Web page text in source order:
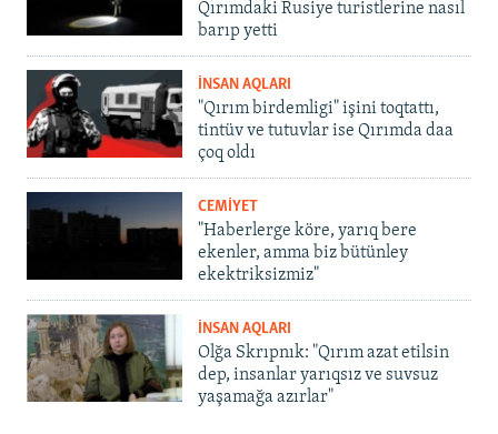
Qırımdaki Rusiye turistlerine nasıl
barıp yetti
İNSAN AQLARI
"Qırım birdemligi" işini toqtattı,
tintüv ve tutuvlar ise Qırımda daa
çoq oldı
CEMİYET
"Haberlerge köre, yarıq bere
ekenler, amma biz bütünley
ekektriksizmiz"
İNSAN AQLARI
Olğa Skrıpnık: "Qırım azat etilsin
dep, insanlar yarıqsız ve suvsuz
yaşamağa azırlar"